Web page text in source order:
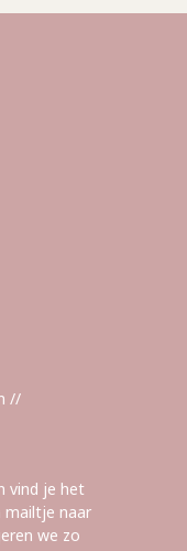
//
vind je het
mailtje naar
we zo